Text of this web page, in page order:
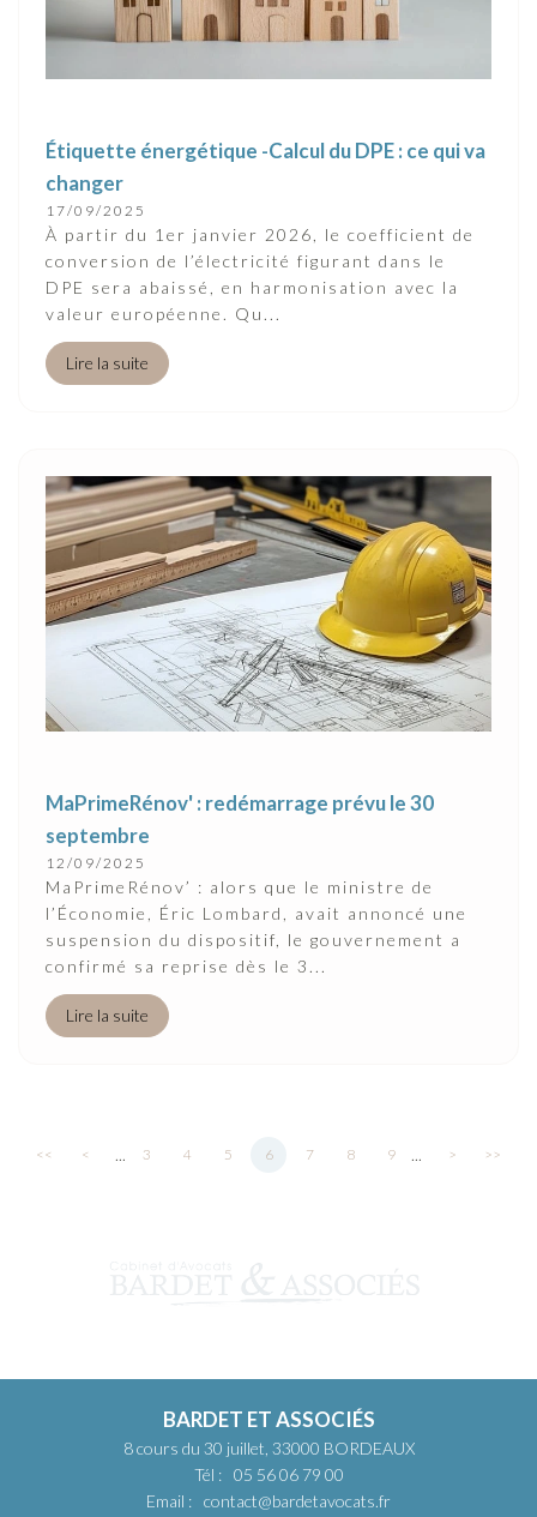
Étiquette énergétique -Calcul du DPE : ce qui va
changer
17/09/2025
À partir du 1er janvier 2026, le coefficient de
conversion de l’électricité figurant dans le
DPE sera abaissé, en harmonisation avec la
valeur européenne. Qu...
Lire la suite
MaPrimeRénov' : redémarrage prévu le 30
septembre
12/09/2025
MaPrimeRénov’ : alors que le ministre de
l’Économie, Éric Lombard, avait annoncé une
suspension du dispositif, le gouvernement a
confirmé sa reprise dès le 3...
Lire la suite
<< < ... 3 4 5 6 7 8 9 ... > >>
BARDET ET ASSOCIÉS
8 cours du 30 juillet, 33000 BORDEAUX
Tél : 05 56 06 79 00
Email : contact@bardetavocats.fr